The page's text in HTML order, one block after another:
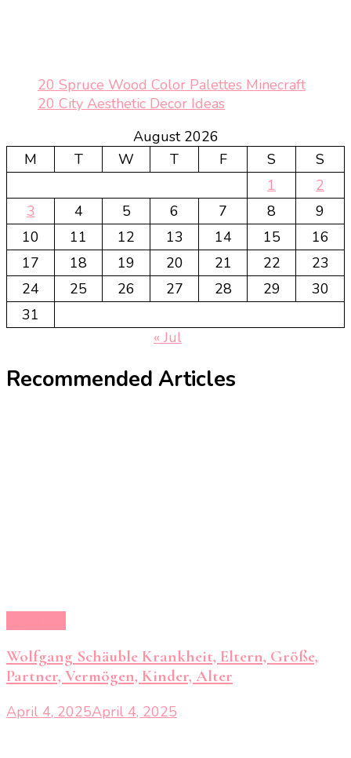
20 Spruce Wood Color Palettes Minecraft
20 City Aesthetic Decor Ideas
August 2026
M
T W T F S
S
1
2
3
4 5 6 7 8
9
10
11 12 13 14 15
16
17
18 19 20 21 22
23
24
25 26 27 28 29
30
31
« Jul
Recommended Articles
Wolfgang Schäuble Krankheit, Eltern, Größe,
Partner, Vermögen, Kinder, Alter
April 4, 2025April 4, 2025